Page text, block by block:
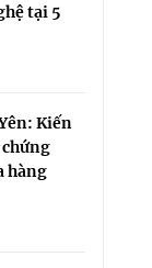
tại 5
Kiến
hàng